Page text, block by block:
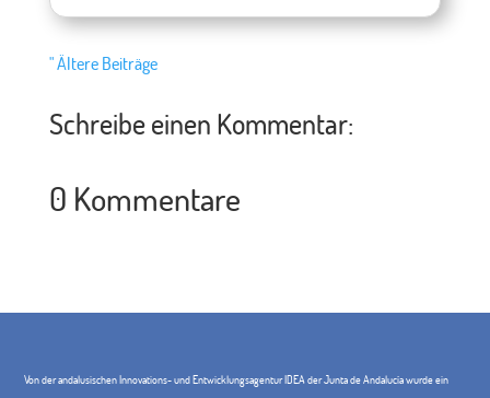
" Ältere Beiträge
Schreibe einen Kommentar:
0 Kommentare
Von der andalusischen Innovations- und Entwicklungsagentur IDEA der Junta de Andalucía wurde ein